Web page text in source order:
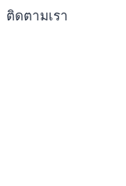
ติดตามเรา